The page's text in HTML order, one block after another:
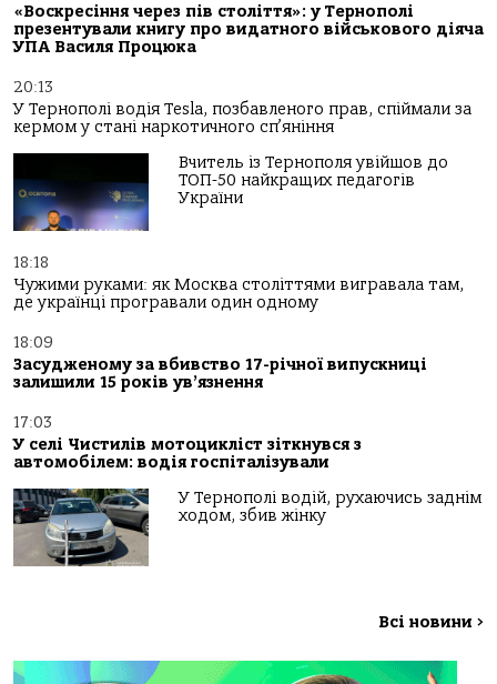
«Воскресіння через пів століття»: у Тернополі
презентували книгу про видатного військового діяча
УПА Василя Процюка
20:13
У Тернополі водія Tesla, позбавленого прав, спіймали за
кермом у стані наркотичного сп’яніння
Вчитель із Тернополя увійшов до
ТОП-50 найкращих педагогів
України
18:18
Чужими руками: як Москва століттями вигравала там,
де українці програвали один одному
18:09
Засудженому за вбивство 17-річної випускниці
залишили 15 років ув’язнення
17:03
У селі Чистилів мотоцикліст зіткнувся з
автомобілем: водія госпіталізували
У Тернополі водій, рухаючись заднім
ходом, збив жінку
Всі новини >